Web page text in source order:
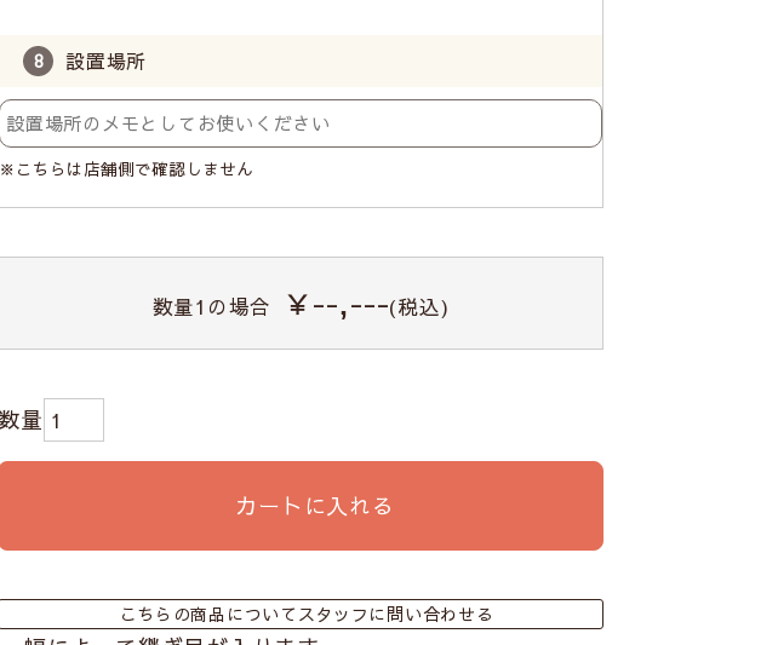
設置場所
※こちらは店舗側で確認しません
数量1 の場合 ￥--,---(税込)
カートに入れる
こちらの商品についてスタッフに問い合わせる